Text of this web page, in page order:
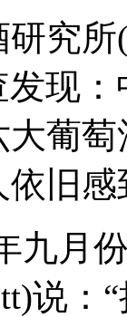
究所
发现
葡
旧
九月
说：